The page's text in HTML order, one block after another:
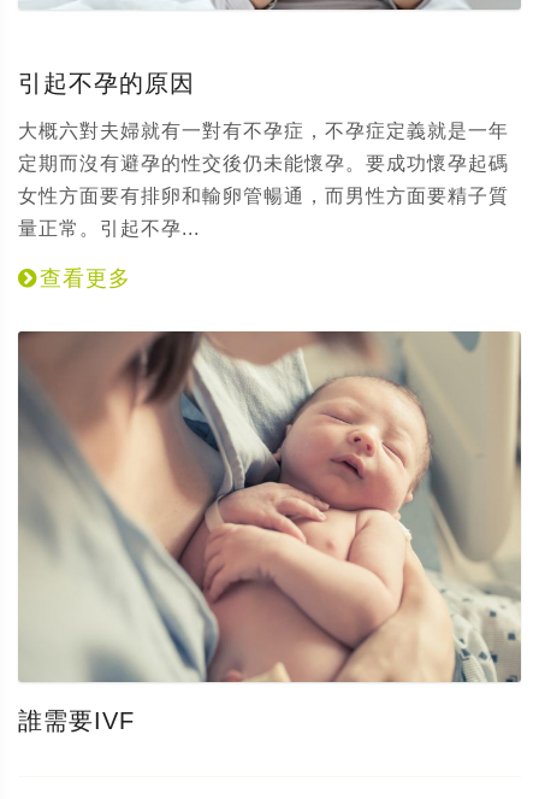
引起不孕的原因
大概六對夫婦就有一對有不孕症，不孕症定義就是一年
定期而沒有避孕的性交後仍未能懷孕。要成功懷孕起碼
女性方面要有排卵和輸卵管暢通，而男性方面要精子質
量正常。引起不孕...
查看更多
誰需要IVF